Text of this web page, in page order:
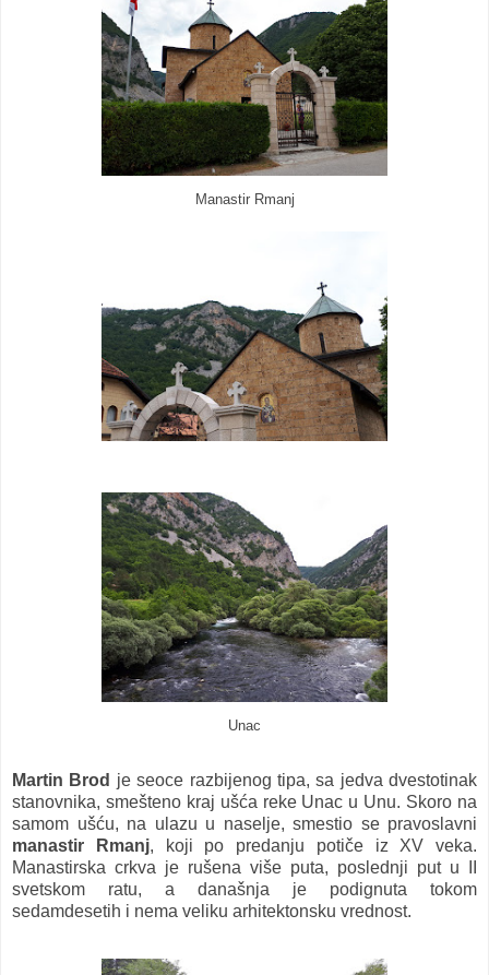
Manastir Rmanj
Unac
Martin Brod je seoce razbijenog tipa, sa jedva dvestotinak
stanovnika, smešteno kraj ušća reke Unac u Unu. Skoro na
samom ušću, na ulazu u naselje, smestio se pravoslavni
manastir Rmanj, koji po predanju potiče iz XV veka.
Manastirska crkva je rušena više puta, poslednji put u II
svetskom ratu, a današnja je podignuta tokom
sedamdesetih i nema veliku arhitektonsku vrednost.